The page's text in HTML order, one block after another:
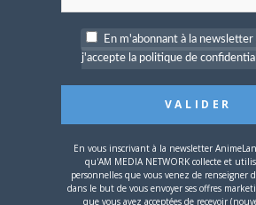
Nom d'utilisateur ou
Mot de passe
En m'abonnant à la newsletter
j'accepte la politique de
En vous inscrivant à la newsletter
qu'AM MEDIA NETWORK collecte et
personnelles que vous venez de renseigner
dans le but de vous envoyer ses offres
que vous avez acceptées de recevoir